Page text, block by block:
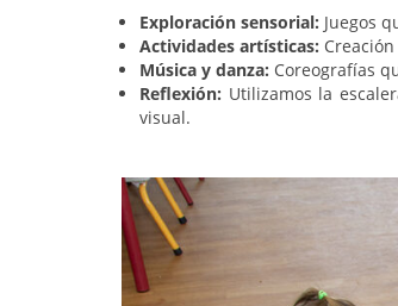
Exploración sensorial: Juegos
Actividades artísticas:
Música y danza: Coreografías
Reflexión: Utilizamos la
visual.